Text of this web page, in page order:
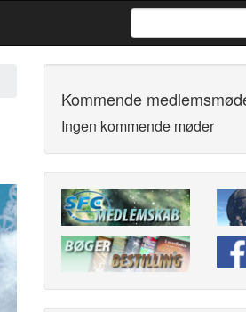
Kommende
Ingen kommende møder